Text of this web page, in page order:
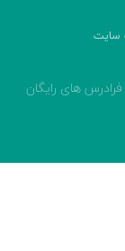
سایت
فرادرس های رایگان